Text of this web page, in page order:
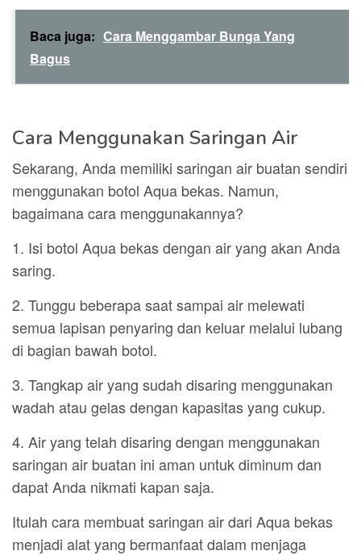
Baca juga: Cara Menggambar Bunga Yang
Bagus
Cara Menggunakan Saringan Air
Sekarang, Anda memiliki saringan air buatan sendiri
menggunakan botol Aqua bekas. Namun,
bagaimana cara menggunakannya?
1. Isi botol Aqua bekas dengan air yang akan Anda
saring.
2. Tunggu beberapa saat sampai air melewati
semua lapisan penyaring dan keluar melalui lubang
di bagian bawah botol.
3. Tangkap air yang sudah disaring menggunakan
wadah atau gelas dengan kapasitas yang cukup.
4. Air yang telah disaring dengan menggunakan
saringan air buatan ini aman untuk diminum dan
dapat Anda nikmati kapan saja.
Itulah cara membuat saringan air dari Aqua bekas
menjadi alat yang bermanfaat dalam menjaga